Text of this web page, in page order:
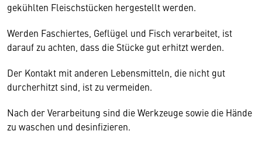
gekühlten Fleischstücken hergestellt werden.
Werden Faschiertes, Geflügel und Fisch verarbeitet, ist
darauf zu achten, dass die Stücke gut erhitzt werden.
Der Kontakt mit anderen Lebensmitteln, die nicht gut
durcherhitzt sind, ist zu vermeiden.
Nach der Verarbeitung sind die Werkzeuge sowie die Hände
zu waschen und desinfizieren.